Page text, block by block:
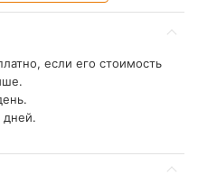
если его стоимость
дней.